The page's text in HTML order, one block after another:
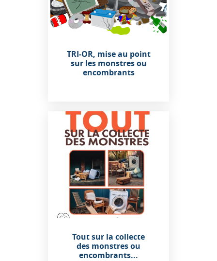
TRI-OR, mise au point
sur les monstres ou
encombrants
Tout sur la collecte
des monstres ou
encombrants...